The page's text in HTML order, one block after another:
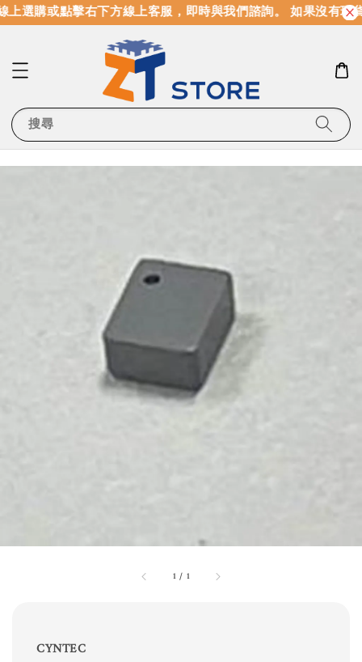
選購或點擊右下方線上客服，即時與我們諮詢。 如果沒有現
搜尋
1 / 1
CYNTEC